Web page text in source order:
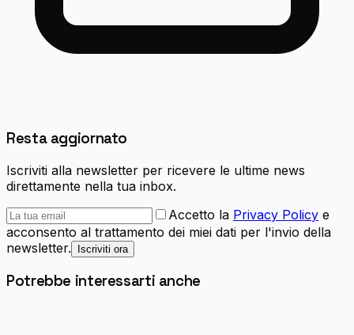
Resta aggiornato
Iscriviti alla newsletter per ricevere le ultime news
direttamente nella tua inbox.
Accetto la Privacy Policy e
acconsento al trattamento dei miei dati per l'invio della
newsletter.
Iscriviti ora
Potrebbe interessarti anche